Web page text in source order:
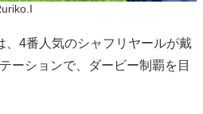
、4番人気のシャフリヤールが戴
ーションで、ダービー制覇を目